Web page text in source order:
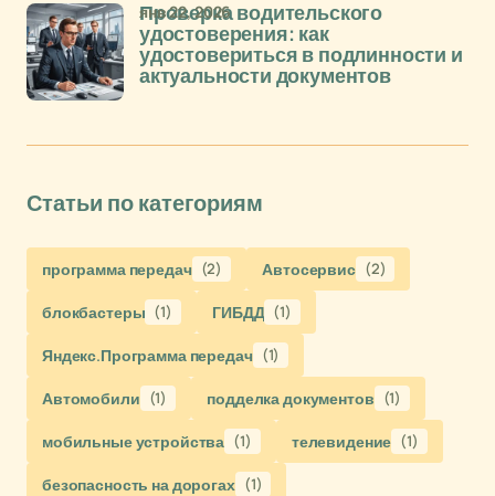
Проверка водительского
удостоверения: как
удостовериться в подлинности и
актуальности документов
янв 22, 2026
Статьи по категориям
программа передач (2) Автосервис (2)
блокбастеры (1) ГИБДД (1)
Яндекс.Программа передач (1)
Автомобили (1) подделка документов (1)
мобильные устройства (1) телевидение (1)
безопасность на дорогах (1)